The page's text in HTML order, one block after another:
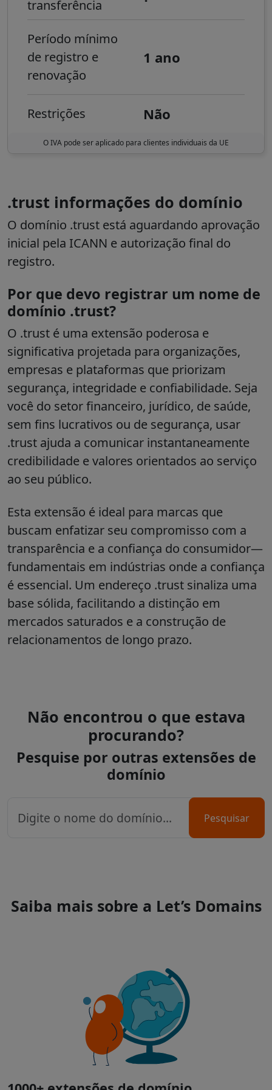
transferência
Período mínimo
de registro e
renovação
1 ano
Restrições Não
O IVA pode ser aplicado para clientes individuais da UE
.trust informações do domínio
O domínio .trust está aguardando aprovação
inicial pela ICANN e autorização final do
registro.
Por que devo registrar um nome de
domínio .trust?
O .trust é uma extensão poderosa e
significativa projetada para organizações,
empresas e plataformas que priorizam
segurança, integridade e confiabilidade. Seja
você do setor financeiro, jurídico, de saúde,
sem fins lucrativos ou de segurança, usar
.trust ajuda a comunicar instantaneamente
credibilidade e valores orientados ao serviço
ao seu público.
Esta extensão é ideal para marcas que
buscam enfatizar seu compromisso com a
transparência e a confiança do consumidor—
fundamentais em indústrias onde a confiança
é essencial. Um endereço .trust sinaliza uma
base sólida, facilitando a distinção em
mercados saturados e a construção de
relacionamentos de longo prazo.
Não encontrou o que estava
procurando?
Pesquise por outras extensões de
domínio
Pesquisar